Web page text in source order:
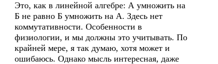
Это, как в линейной алгебре: А умножить на
Б не равно Б умножить на А. Здесь нет
коммутативности. Особенности в
физиологии, и мы должны это учитывать. По
крайней мере, я так думаю, хотя может и
ошибаюсь. Однако мысль интересная, даже